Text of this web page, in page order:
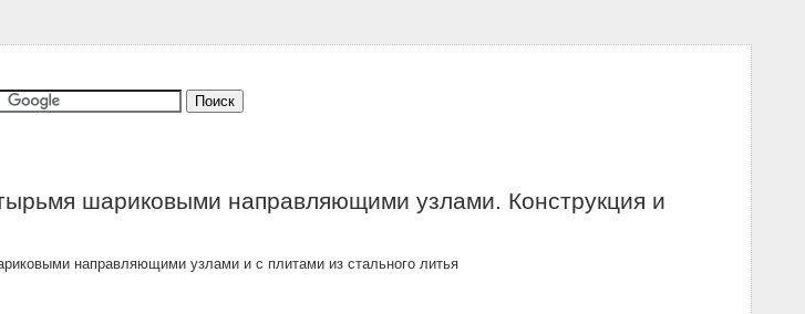
шариковыми направляющими узлами. Конструкция и
направляющими узлами и с плитами из стального литья